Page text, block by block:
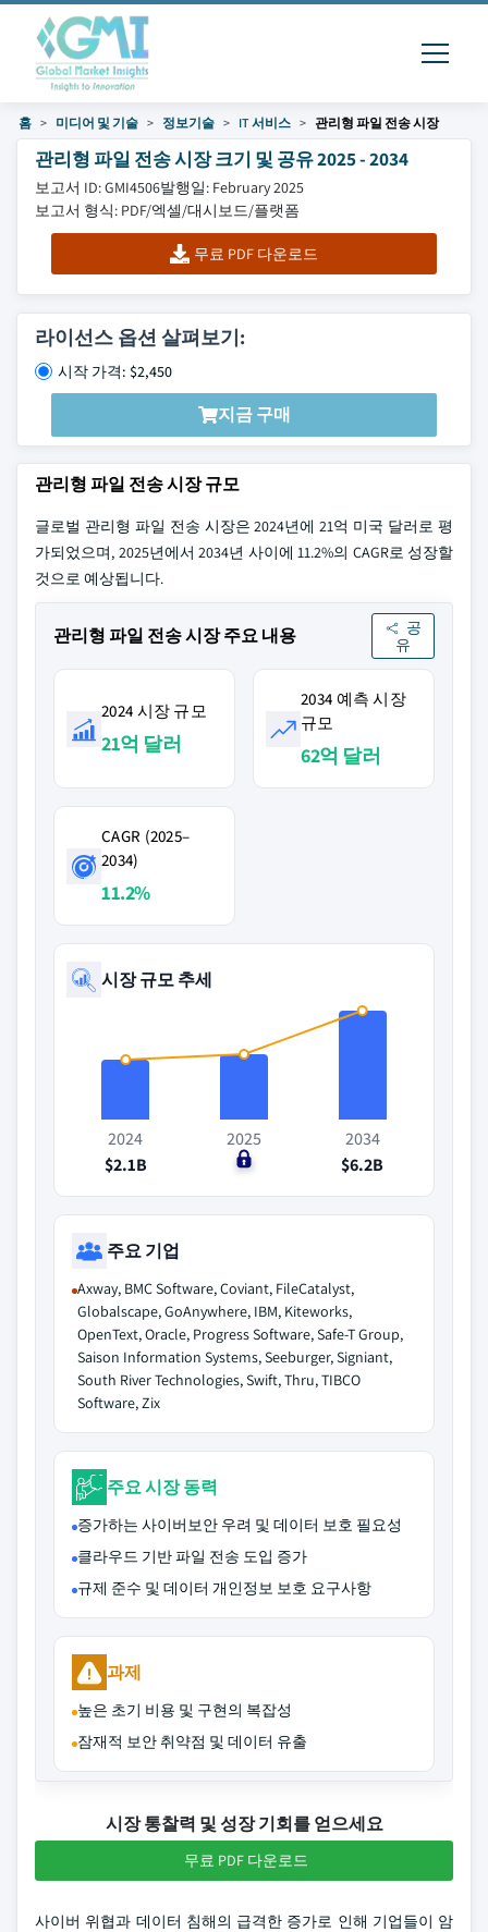
홈 미디어 및 기술 정보기술 IT 서비스 관리형 파일 전송 시장
관리형 파일 전송 시장 크기 및 공유 2025 - 2034
보고서 ID: GMI4506발행일: February 2025
보고서 형식: PDF/엑셀/대시보드/플랫폼
무료 PDF 다운로드
라이선스 옵션 살펴보기:
시작 가격: $2,450
지금 구매
관리형 파일 전송 시장 규모
글로벌 관리형 파일 전송 시장은 2024년에 21억 미국 달러로 평
가되었으며, 2025년에서 2034년 사이에 11.2%의 CAGR로 성장할
것으로 예상됩니다.
관리형 파일 전송 시장 주요 내용
공
유
2024 시장 규모
21억 달러
2034 예측 시장
규모
62억 달러
CAGR (2025–
2034)
11.2%
시장 규모 추세
2024
$2.1B
2025
$0
2034
$6.2B
주요 기업
Axway, BMC Software, Coviant, FileCatalyst,
Globalscape, GoAnywhere, IBM, Kiteworks,
OpenText, Oracle, Progress Software, Safe-T Group,
Saison Information Systems, Seeburger, Signiant,
South River Technologies, Swift, Thru, TIBCO
Software, Zix
주요 시장 동력
증가하는 사이버보안 우려 및 데이터 보호 필요성
클라우드 기반 파일 전송 도입 증가
규제 준수 및 데이터 개인정보 보호 요구사항
과제
높은 초기 비용 및 구현의 복잡성
잠재적 보안 취약점 및 데이터 유출
시장 통찰력 및 성장 기회를 얻으세요
무료 PDF 다운로드
사이버 위협과 데이터 침해의 급격한 증가로 인해 기업들이 암